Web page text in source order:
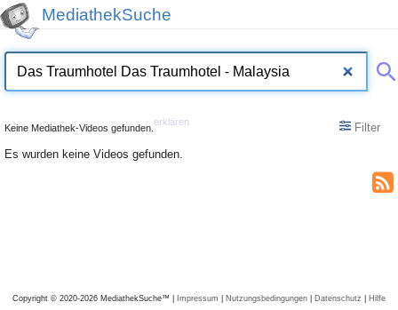
MediathekSuche
Keine Mediathek-Videos gefunden.
erklären
Filter
Es wurden keine Videos gefunden.
Copyright © 2020-2026 MediathekSuche™ | Impressum | Nutzungsbedingungen | Datenschutz | Hilfe